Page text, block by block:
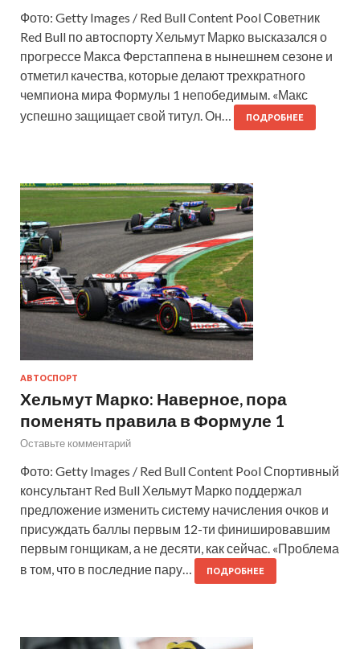
Фото: Getty Images / Red Bull Content Pool Советник
Red Bull по автоспорту Хельмут Марко высказался о
прогрессе Макса Ферстаппена в нынешнем сезоне и
отметил качества, которые делают трехкратного
чемпиона мира Формулы 1 непобедимым. «Макс
успешно защищает свой титул. Он…
ПОДРОБНЕЕ
АВТОСПОРТ
Хельмут Марко: Наверное, пора
поменять правила в Формуле 1
Оставьте комментарий
Фото: Getty Images / Red Bull Content Pool Спортивный
консультант Red Bull Хельмут Марко поддержал
предложение изменить систему начисления очков и
присуждать баллы первым 12-ти финишировавшим
первым гонщикам, а не десяти, как сейчас. «Проблема
в том, что в последние пару…
ПОДРОБНЕЕ